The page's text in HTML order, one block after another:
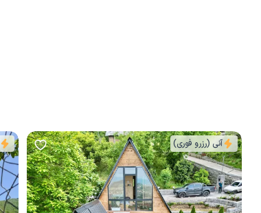
آنی (رزرو فوری)